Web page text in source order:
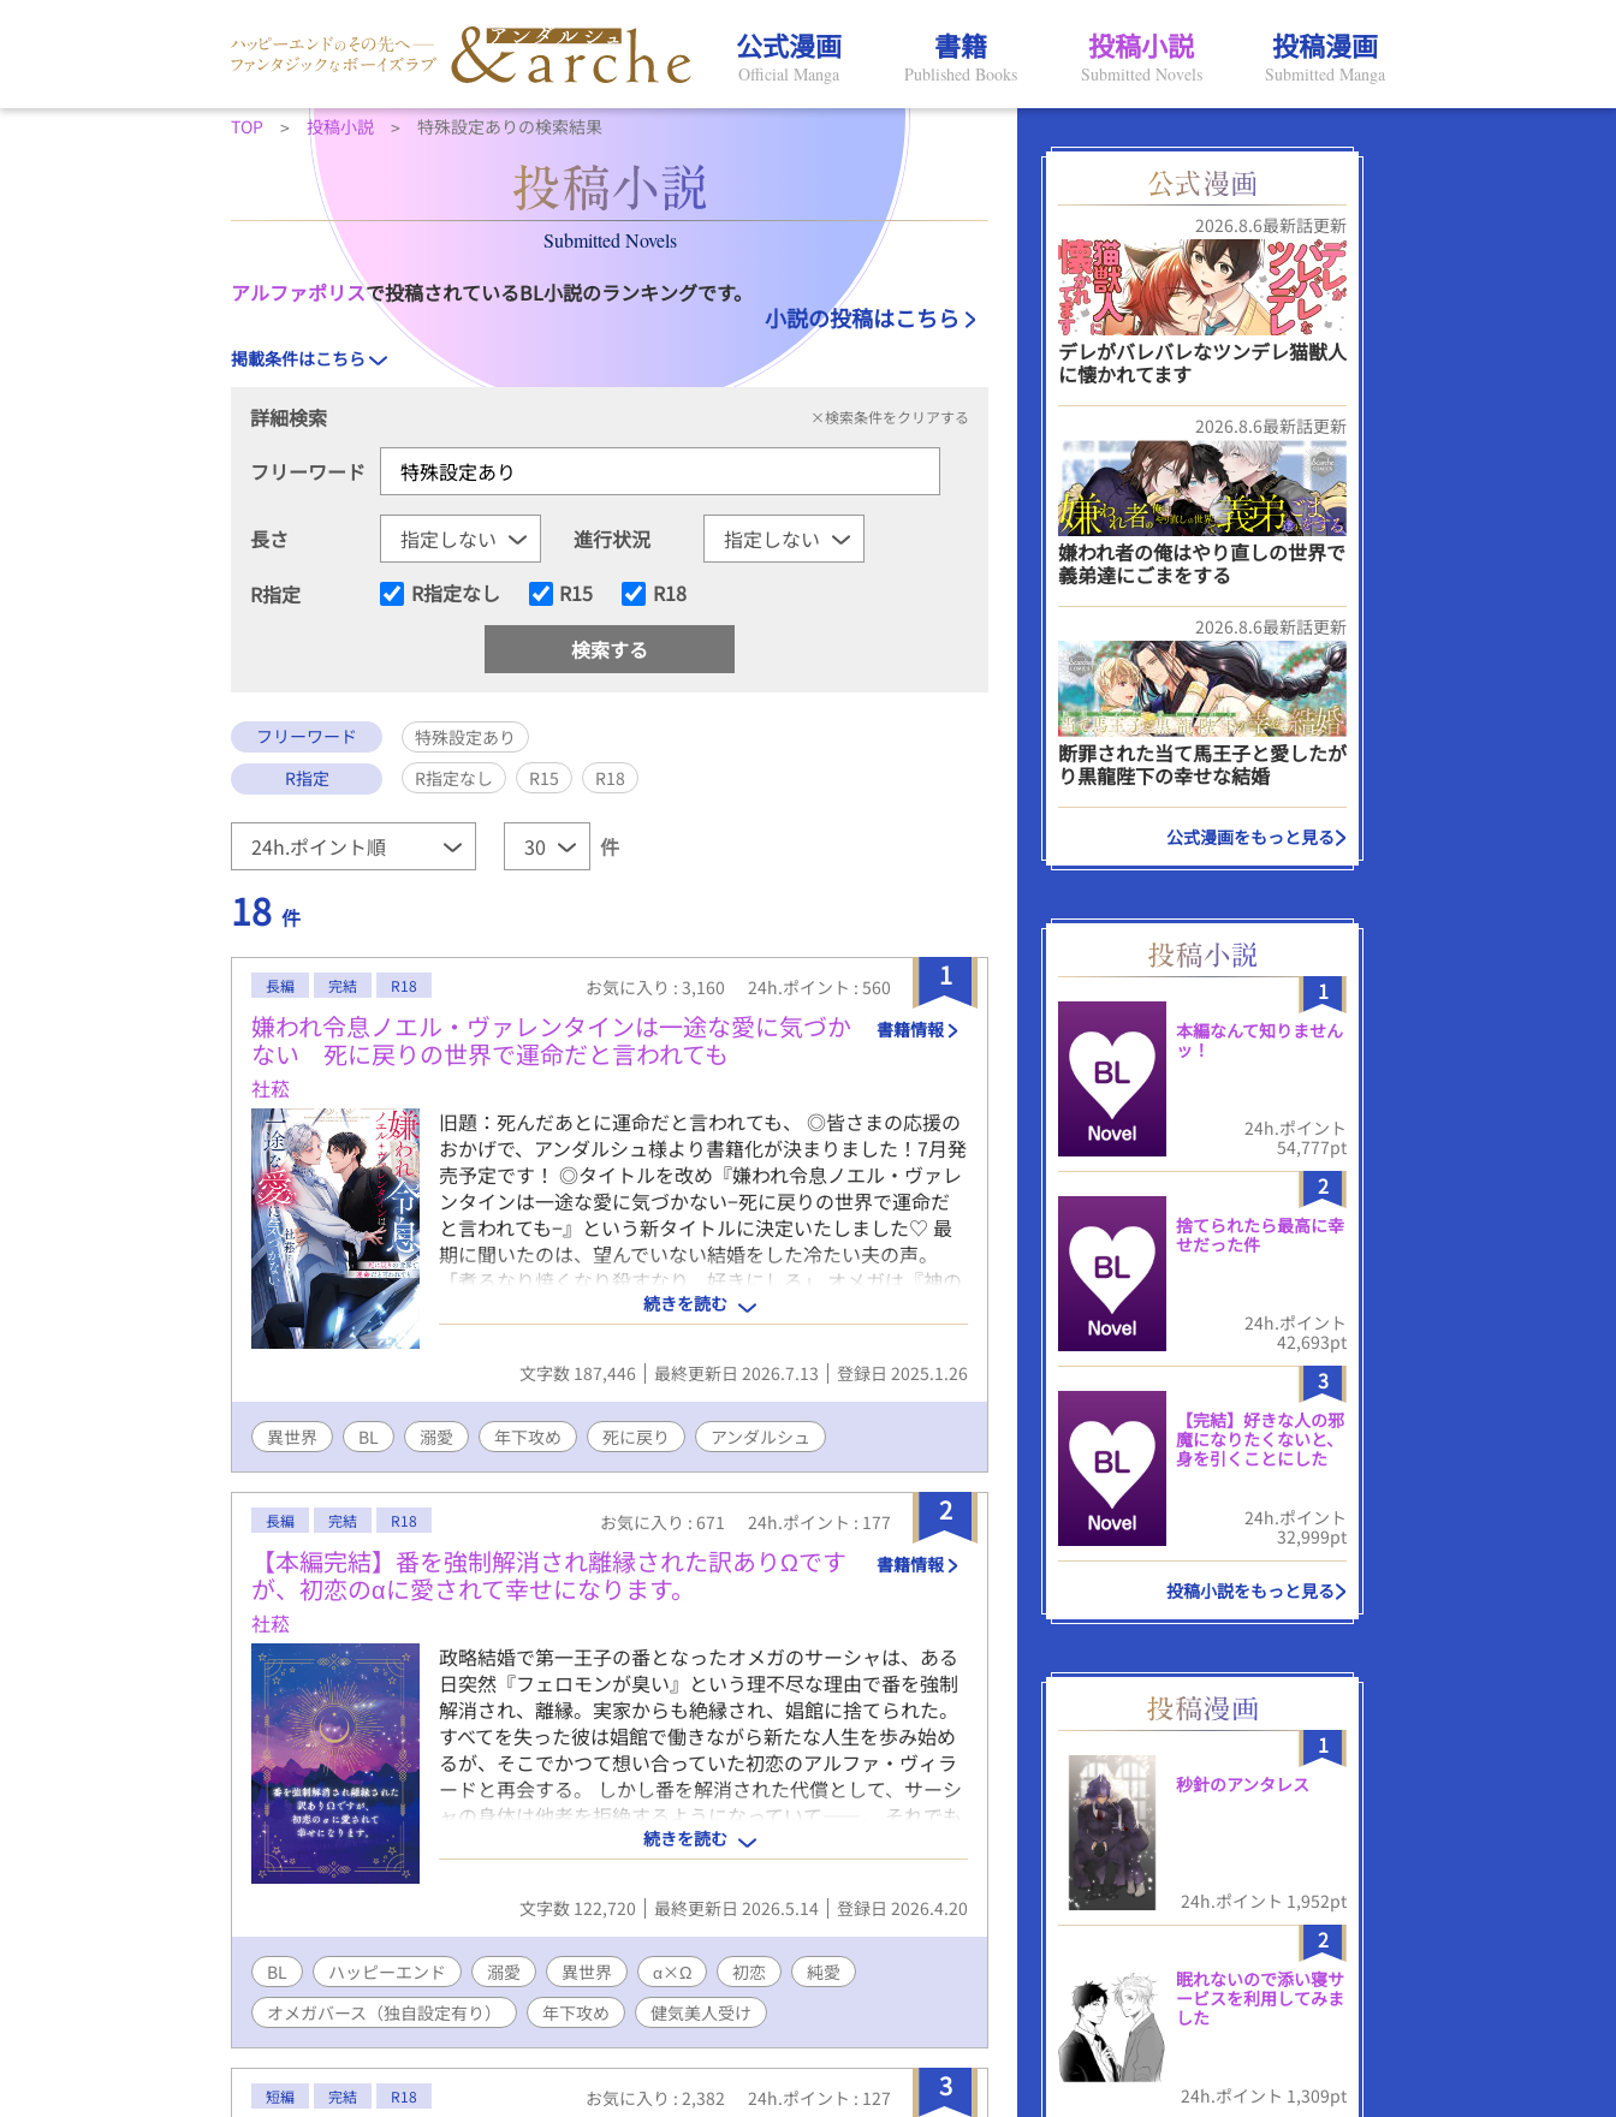
公式漫画
Official Manga
書籍
Published Books
投稿小説
Submitted Novels
投稿漫画
Submitted Manga
TOP 投稿小説 特殊設定ありの検索結果
Submitted Novels
アルファポリスで投稿されているBL小説のランキングです。
小説の投稿はこちら
掲載条件はこちら
詳細検索 ×検索条件をクリアする
フリーワード
長さ
進行状況
R指定
R指定なし R15 R18
フリーワード
特殊設定あり
R指定
R指定なし R15 R18
件
18 件
1
長編 完結 R18 お気に入り : 3,160 24h.ポイント : 560
嫌われ令息ノエル・ヴァレンタインは一途な愛に気づか
ない 死に戻りの世界で運命だと言われても
社菘
書籍情報
旧題：死んだあとに運命だと言われても、 ◎皆さまの応援の
おかげで、アンダルシュ様より書籍化が決まりました！7月発
売予定です！ ◎タイトルを改め『嫌われ令息ノエル・ヴァレ
ンタインは一途な愛に気づかない−死に戻りの世界で運命だ
と言われても−』という新タイトルに決定いたしました♡ 最
期に聞いたのは、望んでいない結婚をした冷たい夫の声。
「煮るなり焼くなり殺すなり、好きにしろ」 オメガは『神の
使い』と呼ばれ崇められている国で出会った、運命の番であ
るオメガのノエル・ヴァレンタインとアルファのレイシス・
ブラウン。 ただ、二人の愛は冷め切っていた。 夫から距離を
取り辛い日々を送っていたある日、ノエルは何者かに捕えら
時代に戻っていた。 今度は穏やかな人生を歩みたい。 それな
のに、ノエルが離れていくごとになぜか婚約者のアルファ・
レイシスに迫られて――！？ 「僕の"運命の番"はあなただけ
です、ノエル・ヴァレンタイン」 「――ッ死んだあとに運命
だって言われても！」 死んでから始まる、オメガとアルファ
の運命の物語。 ※オメガバース特殊設定あり ※R18展開は遅
めです ✧毎日18時更新予定✧ ✧3/20〜2回更新（9時＋18時）
続きを読む
文字数 187,446 最終更新日 2026.7.13 登録日 2025.1.26
異世界 BL 溺愛 年下攻め 死に戻り アンダルシュ
2
長編 完結 R18 お気に入り : 671 24h.ポイント : 177
【本編完結】番を強制解消され離縁された訳ありΩです
が、初恋のαに愛されて幸せになります。
社菘
書籍情報
政略結婚で第一王子の番となったオメガのサーシャは、ある
日突然『フェロモンが臭い』という理不尽な理由で番を強制
解消され、離縁。実家からも絶縁され、娼館に捨てられた。
すべてを失った彼は娼館で働きながら新たな人生を歩み始め
るが、そこでかつて想い合っていた初恋のアルファ・ヴィラ
ードと再会する。 しかし番を解消された代償として、サーシ
ャの身体は他者を拒絶するようになっていて――。 それでも
互いを想い続ける二人は、共に生きる道を探し始める。 ※オ
メガバース特殊設定あり ※性描写がある話数には『＊』をつ
けています ✧毎日8時＋19時更新予定✧ ✧ブクマ・各話いい
ね・感想など作者大歓喜します✧
続きを読む
文字数 122,720 最終更新日 2026.5.14 登録日 2026.4.20
BL ハッピーエンド 溺愛 異世界 α×Ω 初恋
純愛
オメガバース（独自設定有り）
年下攻め 健気美人受け
3
短編 完結 R18 お気に入り : 2,382 24h.ポイント : 127
2026.8.6最新話更新
デレがバレバレなツンデレ猫獣人
に懐かれてます
2026.8.6最新話更新
嫌われ者の俺はやり直しの世界で
義弟達にごまをする
2026.8.6最新話更新
断罪された当て馬王子と愛したが
り黒龍陛下の幸せな結婚
公式漫画をもっと見る
1
本編なんて知りません
ッ！
24h.ポイント
54,777pt
2
捨てられたら最高に幸
せだった件
24h.ポイント
42,693pt
3
【完結】好きな人の邪
魔になりたくないと、
身を引くことにした
24h.ポイント
32,999pt
投稿小説をもっと見る
1
秒針のアンタレス
24h.ポイント 1,952pt
2
眠れないので添い寝サ
ービスを利用してみま
した
24h.ポイント 1,309pt